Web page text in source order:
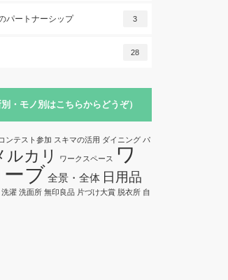
パートナーシップ 3
28
・モノ別はこちらからどうぞ）
コンテスト参加 スキマの活用 ダイニング パ
ルカリ ワークスペース
ワ
ブ 全景・全体 日用品
洗濯 洗面所 無印良品 片づけ大賞 脱衣所 自